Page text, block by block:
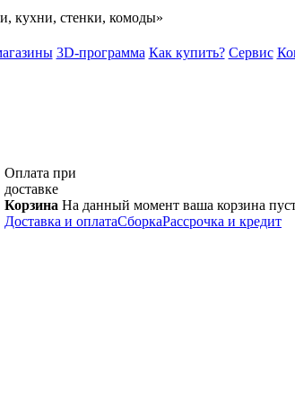
кухни, стенки, комоды»
3D-программа Как купить? Сервис
Оплата при
доставке
Корзина На данный момент ваша корзина
Доставка и оплатаСборкаРассрочка и кредит